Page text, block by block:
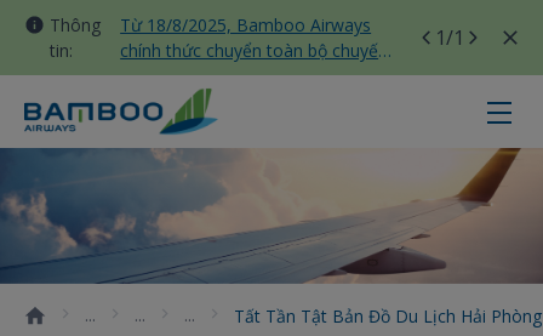
Thông
tin:
Từ 18/8/2025, Bamboo Airways
chính thức chuyển toàn bộ chuyến
bay nội địa sang nhà ga T3 Tân
Sơn Nhất
1/1
Tất tần tật bản đồ du lịch Hải
Tất Tần Tật Bản Đồ Du Lịch Hải